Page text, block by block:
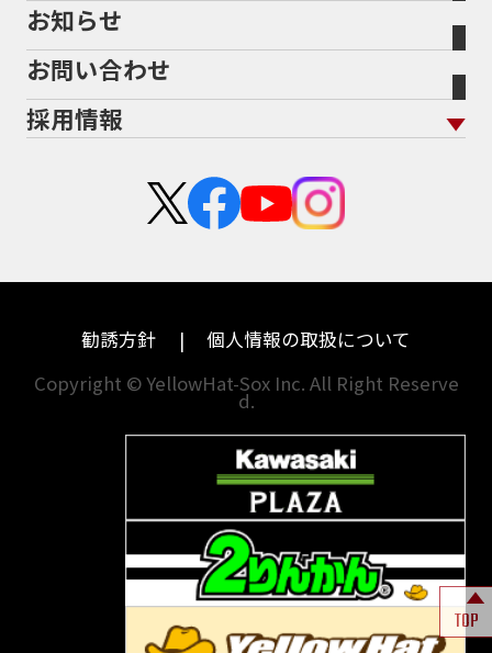
地域から探す
メーカー別買取相場・
ヤマハ
ホンダ
スズキ
ハーレーダビッドソン
ドゥカティ
トライアンフ
アプリリア
KTM
モトグッツイ
MVアグスタ
他海外ﾒｰｶｰ
バイク保険無料見積り（他社でご加入の方）
盗難保険
福島
茨城
栃木
兵庫
福岡
長崎
熊本
会社概要
沿革
二輪公正取引協議会加盟店
お知らせ
お問い合わせ
採用情報
中途採用・アルバイト
TOP
勧誘方針
個人情報の取扱について
Copyright © YellowHat-Sox Inc. All Right Reserve
d.